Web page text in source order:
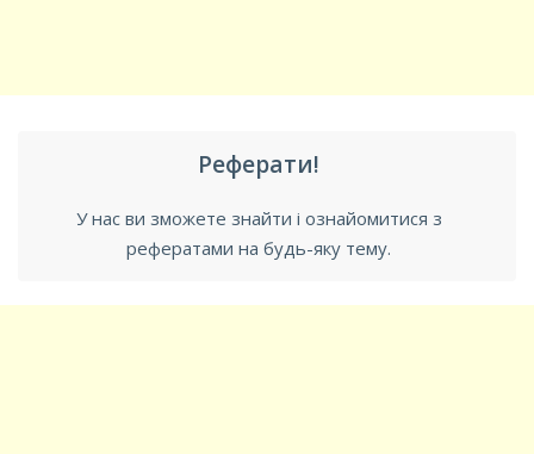
Реферати!
У нас ви зможете знайти і ознайомитися з
рефератами на будь-яку тему.